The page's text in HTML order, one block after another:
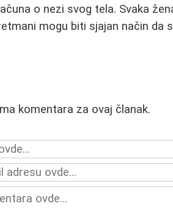
o nezi svog tela. Svaka
mogu biti sjajan način da
komentara za ovaj članak.